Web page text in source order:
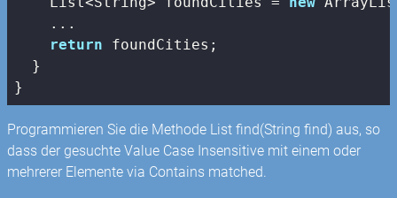
    ...
return foundCities;
  }
}
Programmieren Sie die Methode List find(String find) aus, so
dass der gesuchte Value Case Insensitive mit einem oder
mehrerer Elemente via Contains matched.